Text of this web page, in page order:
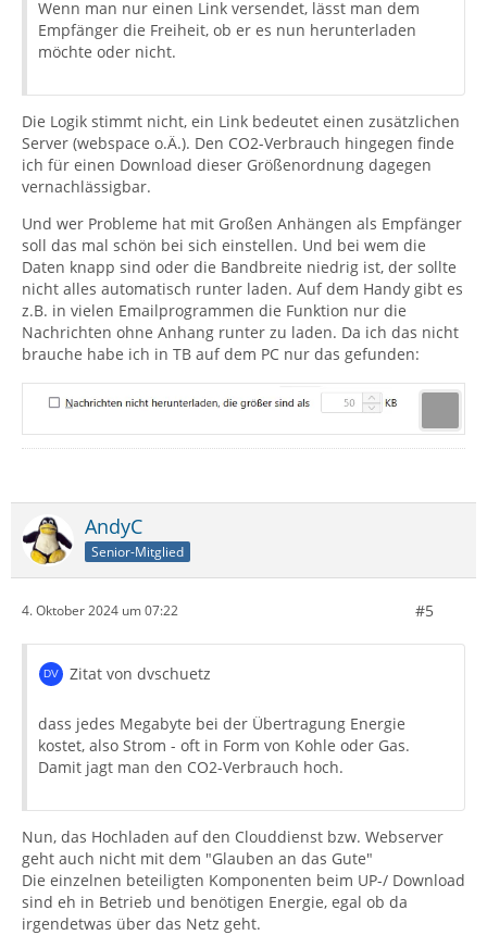
Wenn man nur einen Link versendet, lässt man dem
Empfänger die Freiheit, ob er es nun herunterladen
möchte oder nicht.
Die Logik stimmt nicht, ein Link bedeutet einen zusätzlichen
Server (webspace o.Ä.). Den CO2-Verbrauch hingegen finde
ich für einen Download dieser Größenordnung dagegen
vernachlässigbar.
Und wer Probleme hat mit Großen Anhängen als Empfänger
soll das mal schön bei sich einstellen. Und bei wem die
Daten knapp sind oder die Bandbreite niedrig ist, der sollte
nicht alles automatisch runter laden. Auf dem Handy gibt es
z.B. in vielen Emailprogrammen die Funktion nur die
Nachrichten ohne Anhang runter zu laden. Da ich das nicht
brauche habe ich in TB auf dem PC nur das gefunden:
AndyC
Senior-Mitglied
4. Oktober 2024 um 07:22 #5
Zitat von dvschuetz
dass jedes Megabyte bei der Übertragung Energie
kostet, also Strom - oft in Form von Kohle oder Gas.
Damit jagt man den CO2-Verbrauch hoch.
Nun, das Hochladen auf den Clouddienst bzw. Webserver
geht auch nicht mit dem "Glauben an das Gute"
Die einzelnen beteiligten Komponenten beim UP-/ Download
sind eh in Betrieb und benötigen Energie, egal ob da
irgendetwas über das Netz geht.